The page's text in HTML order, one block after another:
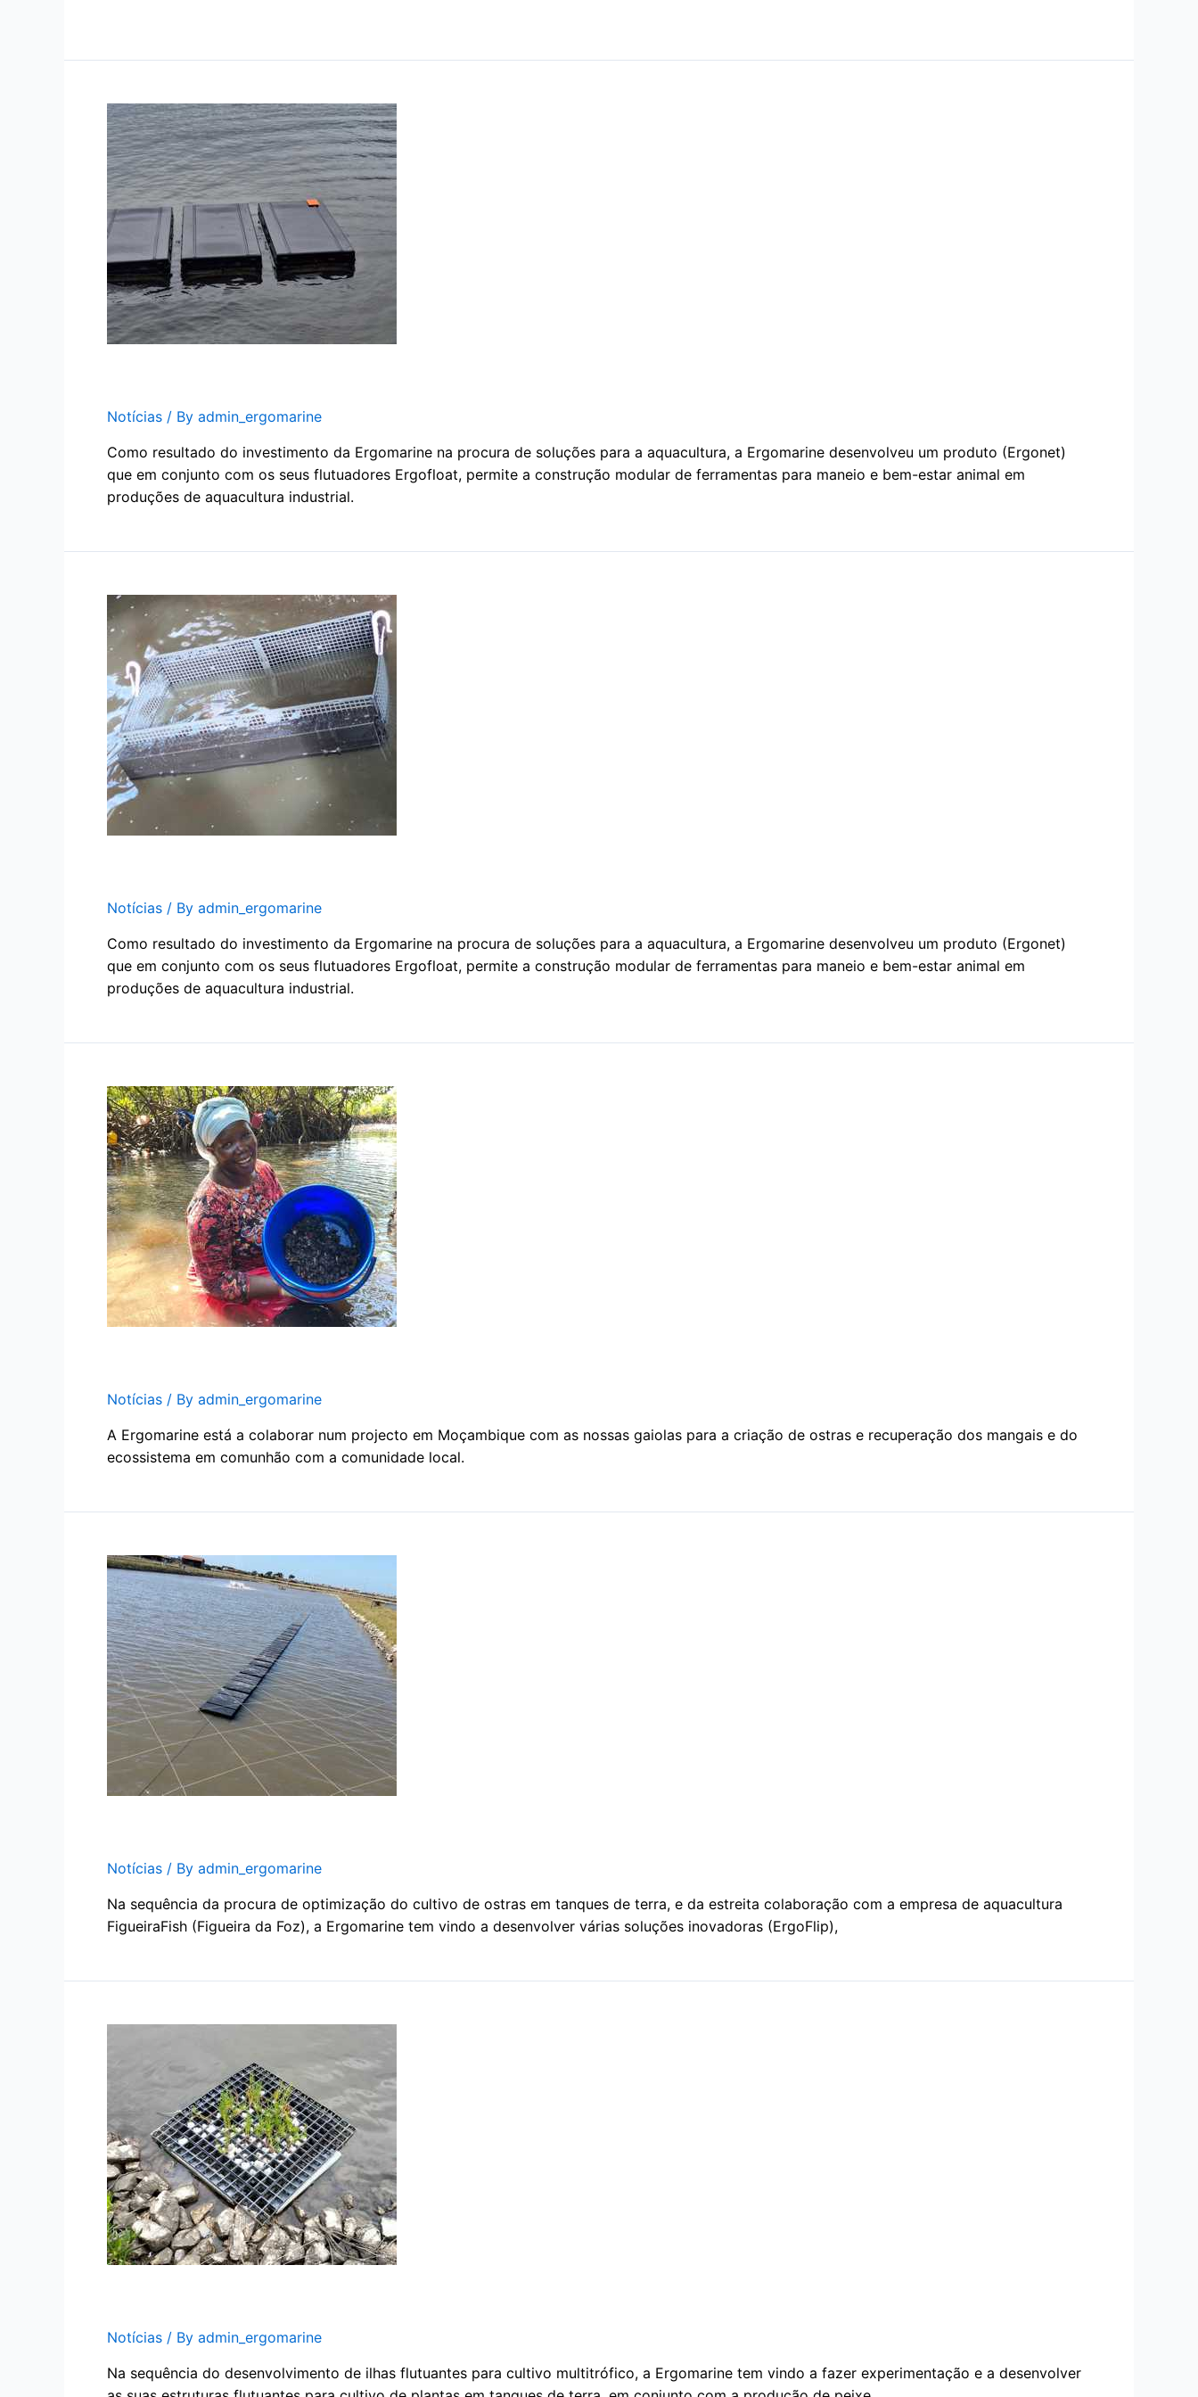
Notícias / By admin_ergomarine
Como resultado do investimento da Ergomarine na procura de soluções para a aquacultura, a Ergomarine desenvolveu um produto (Ergonet)
que em conjunto com os seus flutuadores Ergofloat, permite a construção modular de ferramentas para maneio e bem-estar animal em
produções de aquacultura industrial.
Notícias / By admin_ergomarine
Como resultado do investimento da Ergomarine na procura de soluções para a aquacultura, a Ergomarine desenvolveu um produto (Ergonet)
que em conjunto com os seus flutuadores Ergofloat, permite a construção modular de ferramentas para maneio e bem-estar animal em
produções de aquacultura industrial.
Notícias / By admin_ergomarine
A Ergomarine está a colaborar num projecto em Moçambique com as nossas gaiolas para a criação de ostras e recuperação dos mangais e do
ecossistema em comunhão com a comunidade local.
Notícias / By admin_ergomarine
Na sequência da procura de optimização do cultivo de ostras em tanques de terra, e da estreita colaboração com a empresa de aquacultura
FigueiraFish (Figueira da Foz), a Ergomarine tem vindo a desenvolver várias soluções inovadoras (ErgoFlip),
Notícias / By admin_ergomarine
Na sequência do desenvolvimento de ilhas flutuantes para cultivo multitrófico, a Ergomarine tem vindo a fazer experimentação e a desenvolver